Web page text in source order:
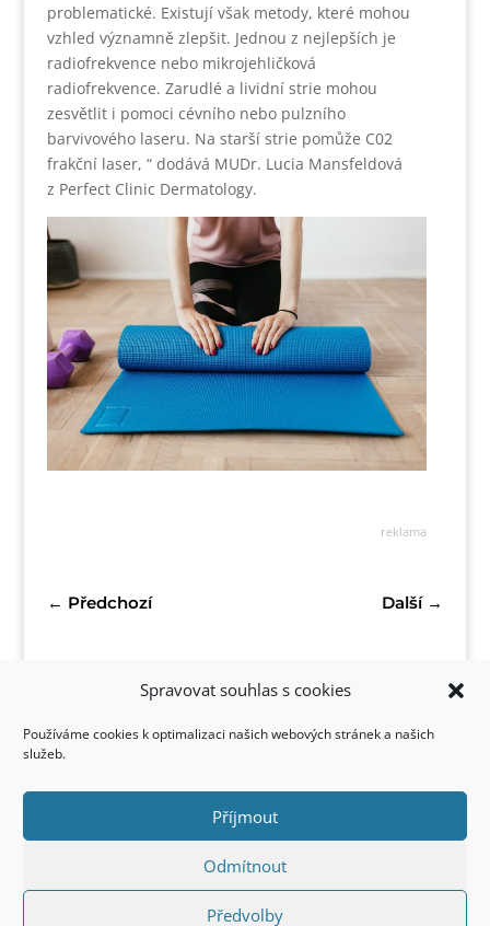
Spravovat souhlas s cookies
Používáme cookies k optimalizaci našich webových stránek a našich
služeb.
Příjmout
Odmítnout
Předvolby
problematické. Existují však metody, které mohou
vzhled významně zlepšit. Jednou z nejlepších je
radiofrekvence nebo mikrojehličková
radiofrekvence. Zarudlé a lividní strie mohou
zesvětlit i pomoci cévního nebo pulzního
barvivového laseru. Na starší strie pomůže C02
frakční laser, “ dodává MUDr. Lucia Mansfeldová
z Perfect Clinic Dermatology.
reklama
← Předchozí Další→
Kontakt
Copyright © 2022 FirstStyle, All Rights Reserved